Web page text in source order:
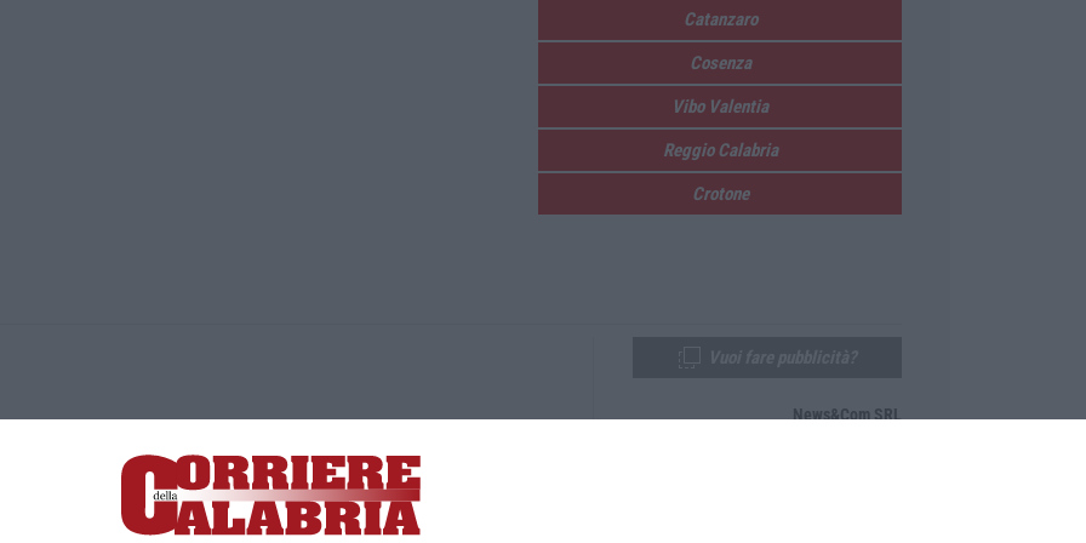
Catanzaro
Cosenza
Vibo Valentia
Reggio Calabria
Crotone
Lamezia Terme (CZ)
responsabile Paola Militano |Privacy
News&Com SRL